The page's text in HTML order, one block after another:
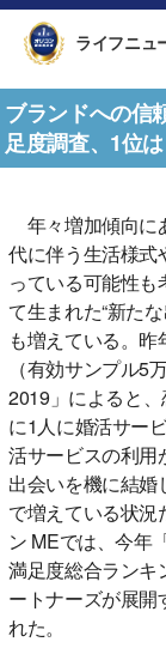
ライフニュ
ブランドへの
足度調査、1位
年々増加傾向に
代に伴う生活様式
っている可能性
て生まれた“新た
も増えている。
（有効サンプル5
2019」によると
に1人に婚活サー
活サービスの利用
出会いを機に結婚
で増えている状況
ン MEでは、今年
満足度総合ランキ
ートナーズが展
れた。